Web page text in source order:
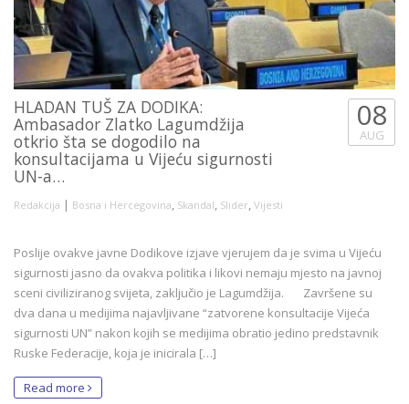
HLADAN TUŠ ZA DODIKA:
Ambasador Zlatko Lagumdžija
otkrio šta se dogodilo na
konsultacijama u Vijeću sigurnosti
UN-a…
Redakcija | Bosna i Hercegovina, Skandal, Slider, Vijesti
08
AUG
Poslije ovakve javne Dodikove izjave vjerujem da je svima u Vijeću
sigurnosti jasno da ovakva politika i likovi nemaju mjesto na javnoj
sceni civiliziranog svijeta, zaključio je Lagumdžija. Završene su
dva dana u medijima najavljivane “zatvorene konsultacije Vijeća
sigurnosti UN” nakon kojih se medijima obratio jedino predstavnik
Ruske Federacije, koja je inicirala […]
Read more